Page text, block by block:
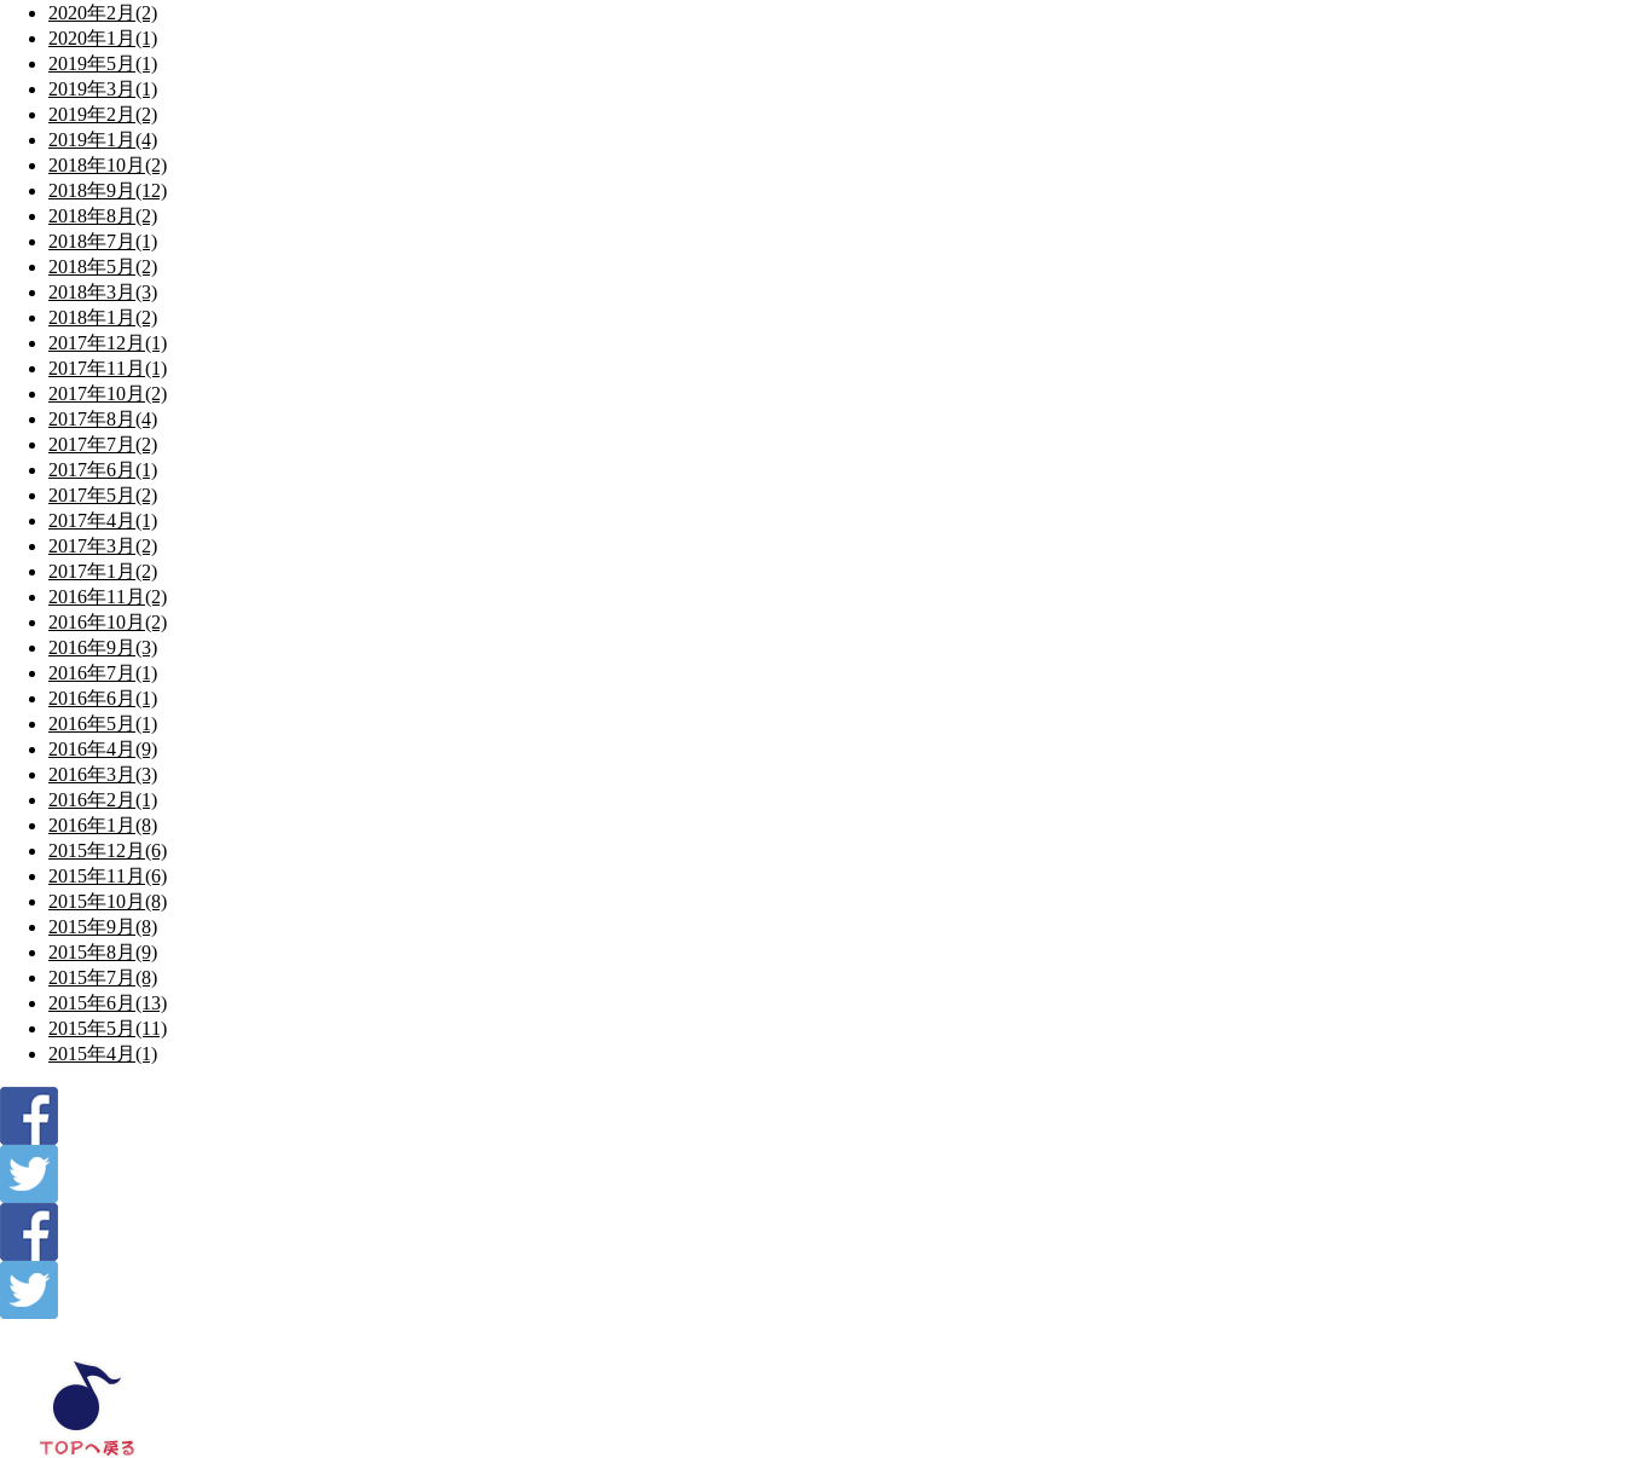
2020年2月(2)
2020年1月(1)
2019年5月(1)
2019年3月(1)
2019年2月(2)
2019年1月(4)
2018年10月(2)
2018年9月(12)
2018年8月(2)
2018年7月(1)
2018年5月(2)
2018年3月(3)
2018年1月(2)
2017年12月(1)
2017年11月(1)
2017年10月(2)
2017年8月(4)
2017年7月(2)
2017年6月(1)
2017年5月(2)
2017年4月(1)
2017年3月(2)
2017年1月(2)
2016年11月(2)
2016年10月(2)
2016年9月(3)
2016年7月(1)
2016年6月(1)
2016年5月(1)
2016年4月(9)
2016年3月(3)
2016年2月(1)
2016年1月(8)
2015年12月(6)
2015年11月(6)
2015年10月(8)
2015年9月(8)
2015年8月(9)
2015年7月(8)
2015年6月(13)
2015年5月(11)
2015年4月(1)